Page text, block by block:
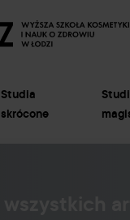
Studia
skrócone